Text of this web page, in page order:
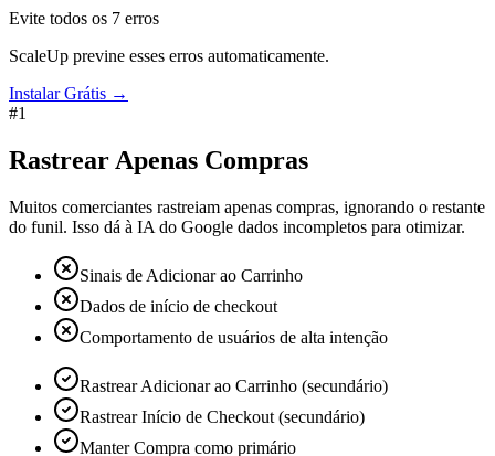
Evite todos os 7 erros
ScaleUp previne esses erros automaticamente.
Instalar Grátis →
#1
Rastrear Apenas Compras
Muitos comerciantes rastreiam apenas compras, ignorando o restante
do funil. Isso dá à IA do Google dados incompletos para otimizar.
Sinais de Adicionar ao Carrinho
Dados de início de checkout
Comportamento de usuários de alta intenção
Rastrear Adicionar ao Carrinho (secundário)
Rastrear Início de Checkout (secundário)
Manter Compra como primário